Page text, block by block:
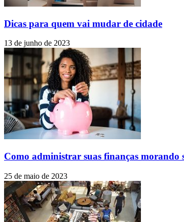
Dicas para quem vai mudar de cidade
13 de junho de 2023
Como administrar suas finanças morando
25 de maio de 2023